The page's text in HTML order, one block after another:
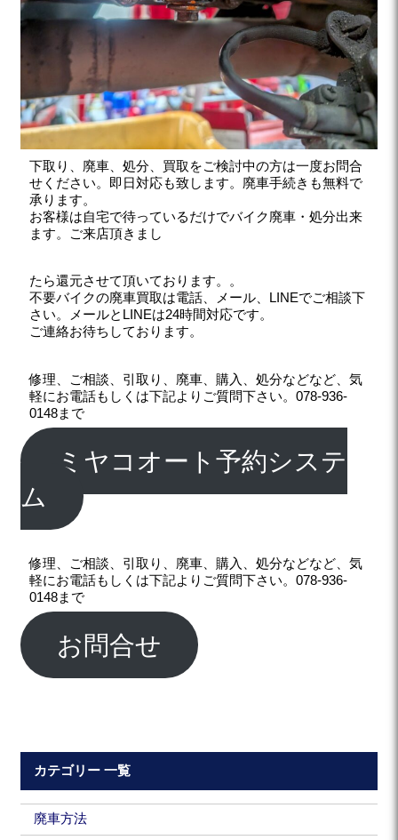
下取り、廃車、処分、買取をご検討中の方は一度お問合
せください。即日対応も致します。廃車手続きも無料で
承ります。
お客様は自宅で待っているだけでバイク廃車・処分出来
ます。ご来店頂きまし
たら還元させて頂いております。。
不要バイクの廃車買取は電話、メール、LINEでご相談下
さい。メールとLINEは24時間対応です。
ご連絡お待ちしております。
修理、ご相談、引取り、廃車、購入、処分などなど、気
軽にお電話もしくは下記よりご質問下さい。078-936-
0148まで
ミヤコオート予約システ
ム
修理、ご相談、引取り、廃車、購入、処分などなど、気
軽にお電話もしくは下記よりご質問下さい。078-936-
0148まで
お問合せ
カテゴリー 一覧
廃車方法